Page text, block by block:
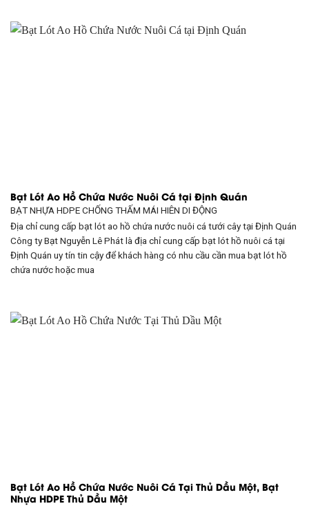
Bạt Lót Ao Hồ Chứa Nước Nuôi Cá tại Định Quán
BẠT NHỰA HDPE CHỐNG THẤM MÁI HIÊN DI ĐỘNG
Địa chỉ cung cấp bạt lót ao hồ chứa nước nuôi cá tưới cây tại Định Quán
Công ty Bạt Nguyễn Lê Phát là địa chỉ cung cấp bạt lót hồ nuôi cá tại
Định Quán uy tín tin cậy để khách hàng có nhu cầu cần mua bạt lót hồ
chứa nước hoặc mua
Bạt Lót Ao Hồ Chứa Nước Nuôi Cá Tại Thủ Dầu Một, Bạt
Nhựa HDPE Thủ Dầu Một